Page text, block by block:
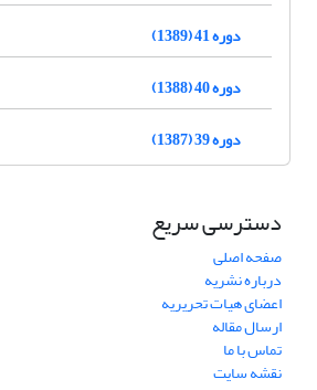
دوره 41 (1389)
دوره 40 (1388)
دوره 39 (1387)
دسترسی سریع
صفحه اصلی
درباره نشریه
اعضای هیات تحریریه
ارسال مقاله
تماس با ما
نقشه سایت